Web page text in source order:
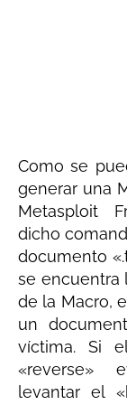
Como se
generar una
Metasploit
dicho
documento
se encuentra
de la Macro,
un
víctima. Si
«reverse»
levantar el